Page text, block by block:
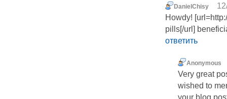
DanielChisy
Howdy!
pills[/url]
ответить
Anonymous
Very great
wished to